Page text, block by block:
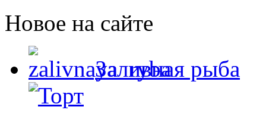
Новое на сайте
Заливная рыба